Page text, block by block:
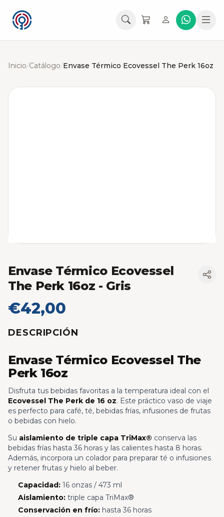
Inicio/Catálogo/Envase Térmico Ecovessel The Perk 16oz
Envase Térmico Ecovessel
The Perk 16oz - Gris
€42,00
DESCRIPCIÓN
Envase Térmico Ecovessel The
Perk 16oz
Disfruta tus bebidas favoritas a la temperatura ideal con el
Ecovessel The Perk de 16 oz. Este práctico vaso de viaje
es perfecto para café, té, bebidas frías, infusiones de frutas
o bebidas con hielo.
Su aislamiento de triple capa TriMax® conserva las
bebidas frías hasta 36 horas y las calientes hasta 8 horas.
Además, incorpora un colador para preparar té o infusiones
y retener frutas y hielo al beber.
Capacidad:16 onzas / 473 ml
Aislamiento:triple capa TriMax®
Conservación en frío:hasta 36 horas